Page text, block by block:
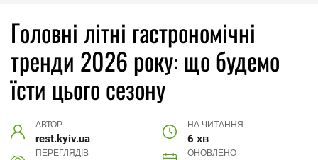
Головні літні гастрономічні
тренди 2026 року: що будемо
їсти цього сезону
АВТОР
rest.kyiv.ua
НА ЧИТАННЯ
6 хв
ПЕРЕГЛЯДІВ ОНОВЛЕНО